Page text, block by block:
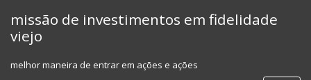
content
missão de investimentos em fidelidade
viejo
melhor maneira de entrar em ações e ações